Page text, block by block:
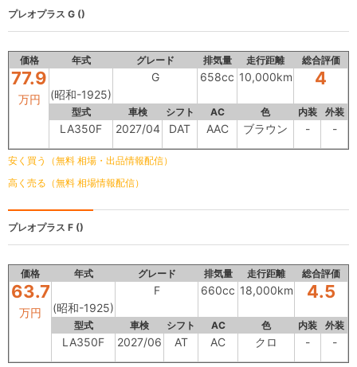
プレオプラス G ()
価格 年式 グレード 排気量 走行距離 総合評価
77.9
万円 (昭和-1925)
G 658cc 10,000km 4
型式 車検 シフト AC 色 内装 外装
LA350F 2027/04 DAT AAC ブラウン - -
安く買う（無料 相場・出品情報配信）
高く売る（無料 相場情報配信）
プレオプラス F ()
価格 年式 グレード 排気量 走行距離 総合評価
63.7
万円 (昭和-1925)
F 660cc 18,000km 4.5
型式 車検 シフト AC 色 内装 外装
LA350F 2027/06 AT AC クロ - -